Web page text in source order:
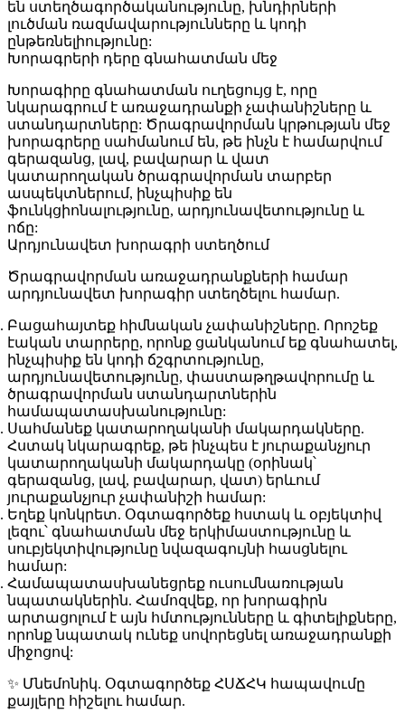
են ստեղծագործականությունը, խնդիրների
լուծման ռազմավարությունները և կոդի
ընթեռնելիությունը:
Խորագրերի դերը գնահատման մեջ
Խորագիրը գնահատման ուղեցույց է, որը
նկարագրում է առաջադրանքի չափանիշները և
ստանդարտները: Ծրագրավորման կրթության մեջ
խորագրերը սահմանում են, թե ինչն է համարվում
գերազանց, լավ, բավարար և վատ
կատարողական ծրագրավորման տարբեր
ասպեկտներում, ինչպիսիք են
ֆունկցիոնալությունը, արդյունավետությունը և
ոճը:
Արդյունավետ խորագրի ստեղծում
Ծրագրավորման առաջադրանքների համար
արդյունավետ խորագիր ստեղծելու համար.
Բացահայտեք հիմնական չափանիշները. Որոշեք
էական տարրերը, որոնք ցանկանում եք գնահատել,
ինչպիսիք են կոդի ճշգրտությունը,
արդյունավետությունը, փաստաթղթավորումը և
ծրագրավորման ստանդարտներին
համապատասխանությունը:
Սահմանեք կատարողականի մակարդակները.
Հստակ նկարագրեք, թե ինչպես է յուրաքանչյուր
կատարողականի մակարդակը (օրինակ՝
գերազանց, լավ, բավարար, վատ) երևում
յուրաքանչյուր չափանիշի համար:
Եղեք կոնկրետ. Օգտագործեք հստակ և օբյեկտիվ
լեզու՝ գնահատման մեջ երկիմաստությունը և
սուբյեկտիվությունը նվազագույնի հասցնելու
համար:
Համապատասխանեցրեք ուսումնառության
նպատակներին. Համոզվեք, որ խորագիրն
արտացոլում է այն հմտությունները և գիտելիքները,
որոնք նպատակ ունեք սովորեցնել առաջադրանքի
միջոցով:
✨ Մնեմոնիկ. Օգտագործեք ՀՍՃՀԿ հապավումը
քայլերը հիշելու համար.